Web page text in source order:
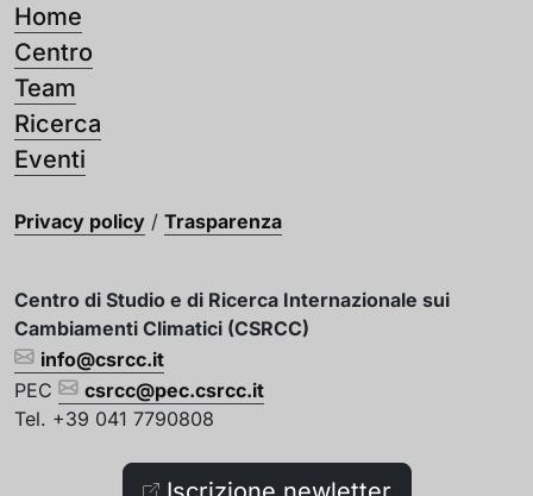
Home
Centro
Team
Ricerca
Eventi
Privacy policy / Trasparenza
Centro di Studio e di Ricerca Internazionale sui
Cambiamenti Climatici (CSRCC)
info@csrcc.it
PEC
csrcc@pec.csrcc.it
Tel. +39 041 7790808